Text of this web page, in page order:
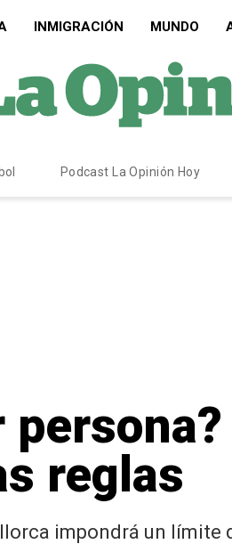
INMIGRACIÓN MUNDO
Podcast La Opinión Hoy
reglas
impondrá un